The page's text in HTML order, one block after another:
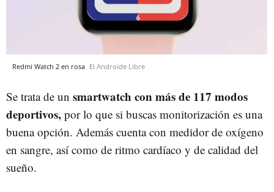
Redmi Watch 2 en rosa El Androide Libre
Se trata de un smartwatch con más de 117 modos
deportivos, por lo que si buscas monitorización es una
buena opción. Además cuenta con medidor de oxígeno
en sangre, así como de ritmo cardíaco y de calidad del
sueño.